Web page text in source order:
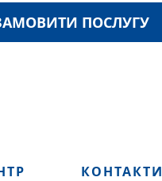
ПОСЛУГУ
КОНТАКТИ